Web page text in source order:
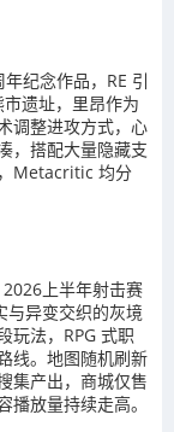
纪念作品，RE 引
遗址，里昂作为
调整进攻方式，心
，搭配大量隐藏支
Metacritic 均分
上半年射击赛
与异变交织的灰境
玩法，RPG 式职
线。地图随机刷新
集产出，商城仅售
放量持续走高。